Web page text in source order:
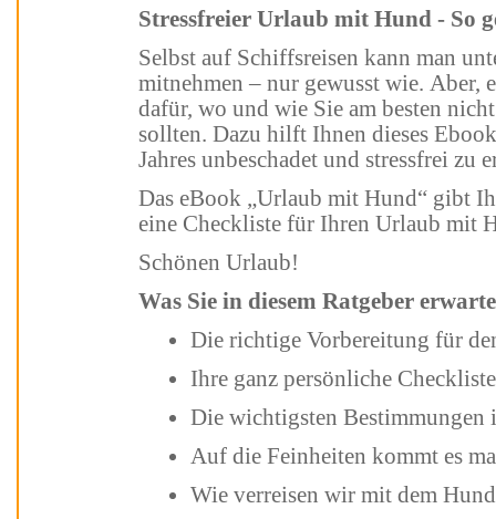
Stressfreier Urlaub mit Hund -
Selbst auf Schiffsreisen kann man unter Einschränkungen Hunde
mitnehmen – nur gewusst wie. Aber, es gibt natürlich auch Empfehlungen
dafür, wo und wie Sie am besten nicht
sollten. Dazu hilft Ihnen dieses Ebook, um
Jahres unbeschadet und stressfrei zu
Das eBook „Urlaub mit Hund“ gibt Ihnen zahlreiche, nützliche Tipps und
eine Checkliste für Ihren Urlaub mit
Schönen Urlaub!
Was Sie in diesem Ratgeber
Die richtige Vorbereitung für
Ihre ganz persönliche
Die wichtigsten
Auf die Feinheiten kommt es
Wie verreisen wir mit dem